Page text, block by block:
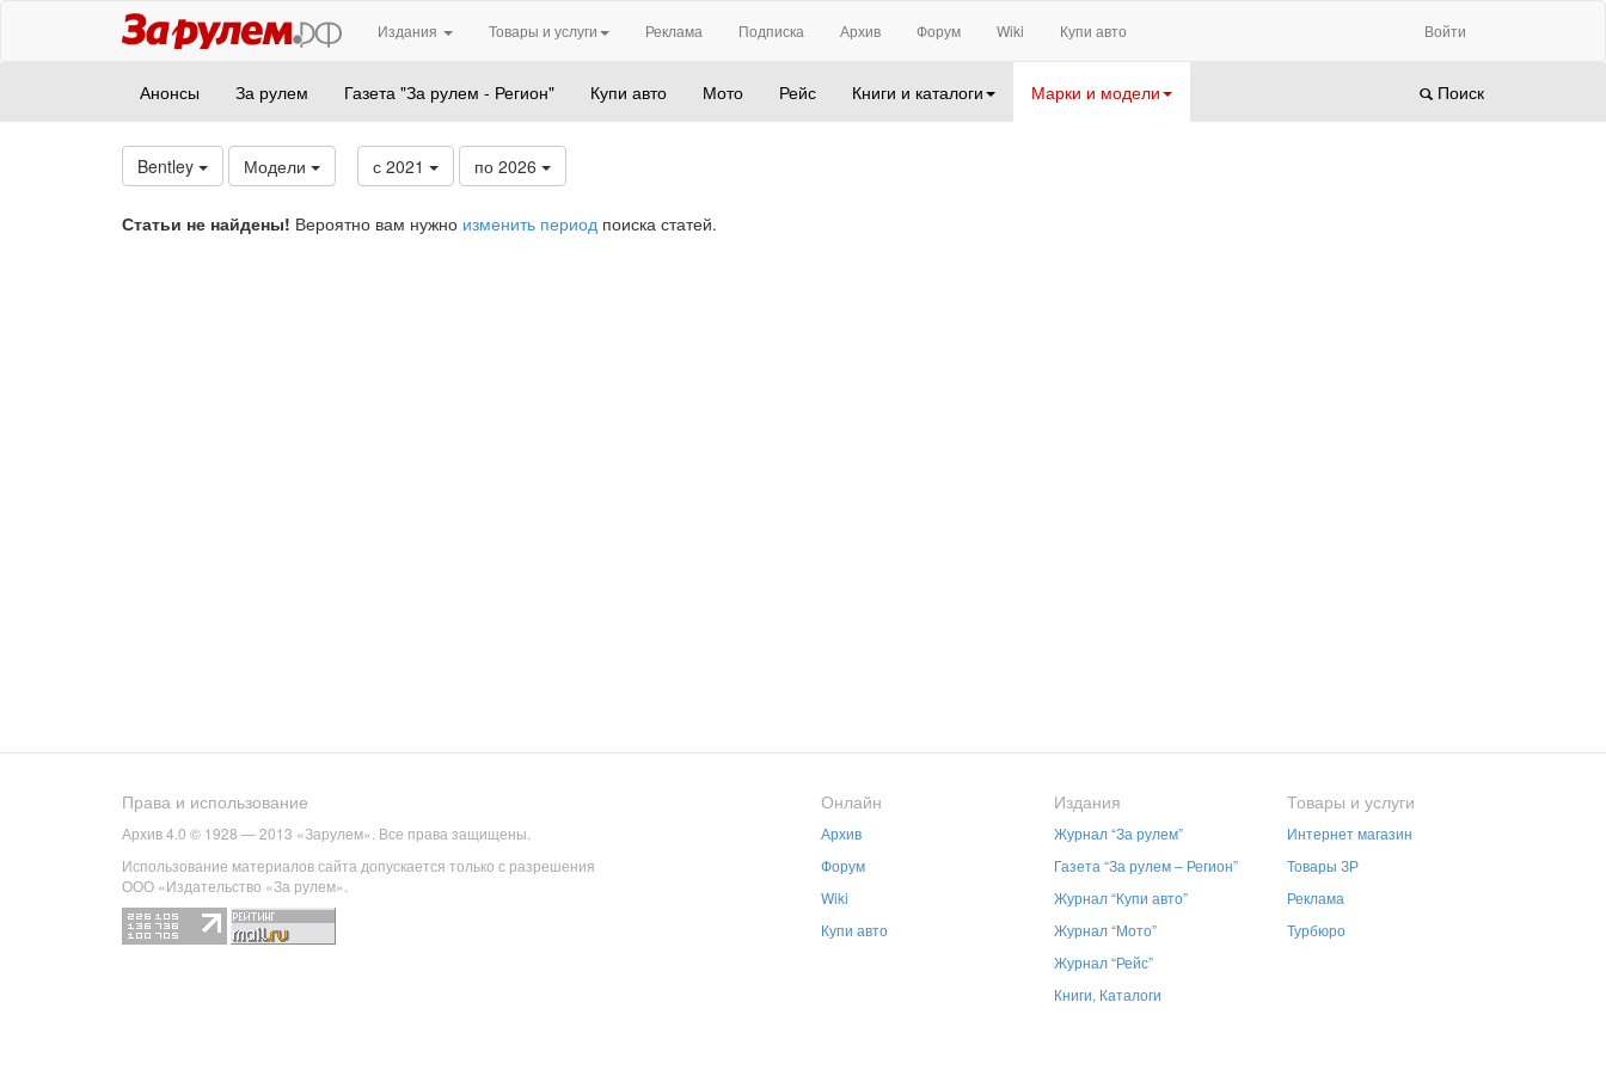
Издания Товары и услуги Реклама Подписка Архив Форум Wiki Купи авто Войти
Анонсы За рулем Газета "За рулем - Регион" Купи авто Мото Рейс Книги и каталоги Марки и модели Поиск
Bentley Модели с 2021 по 2026
Статьи не найдены! Вероятно вам нужно изменить период поиска статей.
Права и использование
Архив 4.0 © 1928 — 2013 «Зарулем». Все права защищены.
Использование материалов сайта допускается только с разрешения
ООО «Издательство «За рулем».
Онлайн
Архив
Форум
Wiki
Купи авто
Издания
Журнал “За рулем”
Газета “За рулем – Регион”
Журнал “Купи авто”
Журнал “Мото”
Журнал “Рейс”
Книги, Каталоги
Товары и услуги
Интернет магазин
Товары ЗР
Реклама
Турбюро